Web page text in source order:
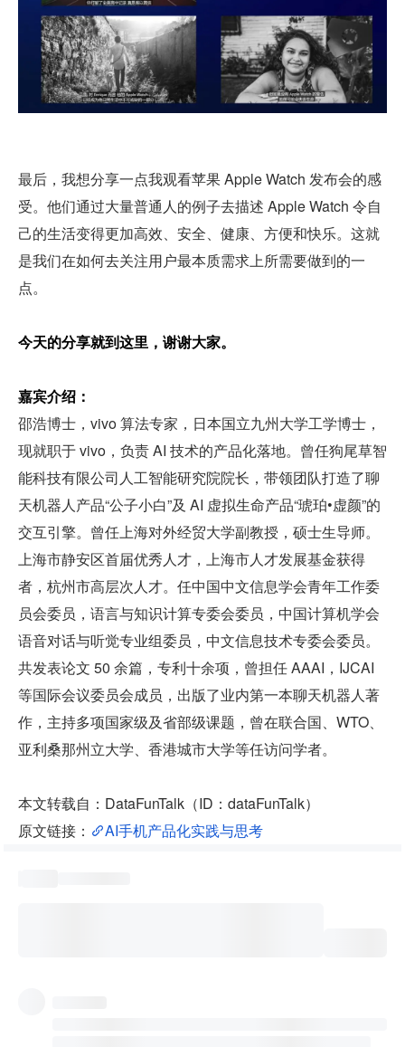
最后，我想分享一点我观看苹果 Apple Watch 发布会的感
受。他们通过大量普通人的例子去描述 Apple Watch 令自
己的生活变得更加高效、安全、健康、方便和快乐。这就
是我们在如何去关注用户最本质需求上所需要做到的一
点。
今天的分享就到这里，谢谢大家。
嘉宾介绍：
邵浩博士，vivo 算法专家，日本国立九州大学工学博士，
现就职于 vivo，负责 AI 技术的产品化落地。曾任狗尾草智
能科技有限公司人工智能研究院院长，带领团队打造了聊
天机器人产品“公子小白”及 AI 虚拟生命产品“琥珀•虚颜”的
交互引擎。曾任上海对外经贸大学副教授，硕士生导师。
上海市静安区首届优秀人才，上海市人才发展基金获得
者，杭州市高层次人才。任中国中文信息学会青年工作委
员会委员，语言与知识计算专委会委员，中国计算机学会
语音对话与听觉专业组委员，中文信息技术专委会委员。
共发表论文 50 余篇，专利十余项，曾担任 AAAI，IJCAI
等国际会议委员会成员，出版了业内第一本聊天机器人著
作，主持多项国家级及省部级课题，曾在联合国、WTO、
亚利桑那州立大学、香港城市大学等任访问学者。
本文转载自：DataFunTalk（ID：dataFunTalk）
原文链接：
AI手机产品化实践与思考